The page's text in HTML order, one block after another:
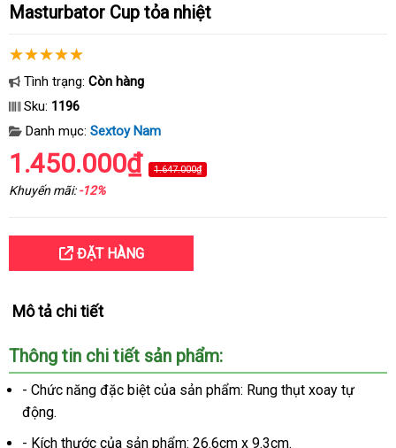
Masturbator Cup tỏa nhiệt
Tình trạng: Còn hàng
Sku: 1196
Danh mục: Sextoy Nam
1.450.000₫ 1.647.000₫
Khuyến mãi:-12%
ĐẶT HÀNG
Mô tả chi tiết
Thông tin chi tiết sản phẩm:
- Chức năng vận
đặc biệt amazon
của sản phẩm: Rung thụt xoay tự
động.
- Kích thước shopee
của sản phẩm: 26.6cm x 9.3cm.